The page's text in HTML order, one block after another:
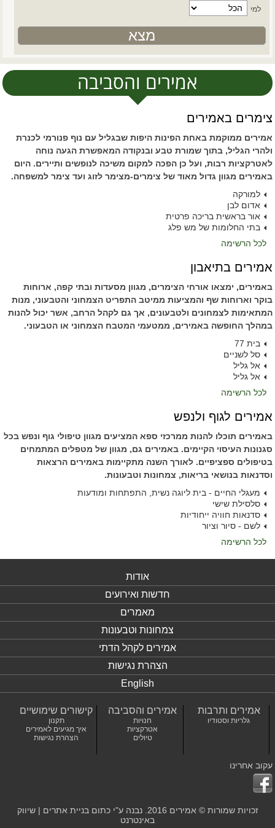
למי
אמירים והסביבה
צימרים באמירים
אמירים ממוקמת באחת הפינות היפות שבגליל עם נוף פנורמי לכנרת
ולהרי הגליל, בתוך שמורת טבע ובנקודה המאפשרת הגעה נוחה
לאטרקציות רבות, ועל כן הפכה למקום משיכה לנופשים ותיירים. היום
באמירים מגוון גדול מאוד של צימרים-מצימר לזוג ועד צימר למשפחה.
למורקה
אדום לבן
אור בראשית בריכה פרטית
בתי החלומות של מש פלג
לכל הרשימה
אמירים בתיאבון
באמירים, ימצאו אורחי הצימרים, מגוון מסעדות ובתי קפה, ארוחות
בוקר וארוחות שף והמציעות ממיטב התפריט הצמחוני והטבעוני, מנות
המתאימות לצמחונים ולטבעונים, אך גם לקהל הרחב, אשר יכול להנות
במהלך החופשה באמירים, ממטעמי המטבח הצמחוני או הטבעוני.
בית 77
סל לשניים
אל גליל
אל גליל
לכל הרשימה
אמירים לגוף ולנפש
באמירים תוכלו להנות ממרכזי ספא המציעים מגוון טיפולי גוף ונפש בכל
סגנונות העיסוי הקיימים. באמירים גם, מגוון של מטפלים המתמחים
בטיפולים ספציפיים. לאורך השנה מתקיימות באמירים הרצאות
וסדנאות בנושאי בריאות, צמחונות וטבעונות.
מעגלי החיים - בית ליוגה נשית, התפתחות ומודעות
סלסילת שישי
סדנאות חוויה ייחודיות
לשם - סיור וציור
לכל הרשימה
אודות
חדשות ואירועים
מאמרים
צמחונות וטבעונות
אמירים לקהל הדתי
הצהרת נגישות
English
אמירים ותרבות
גלריות וסטודיו
אמירים והסביבה
חנויות
אטרקציות
טיולים
קישורים שימושיים
תקנון
איך מגיעים לאמירים
הצהרת נגישות
עקוב אחרינו
זכויות שמורות © אמירים 2016. נבנה ע"י כתום בניית אתרים |שיווק
באינטרנט